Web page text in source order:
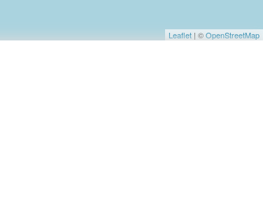
Leaflet | ©OpenStreetMap